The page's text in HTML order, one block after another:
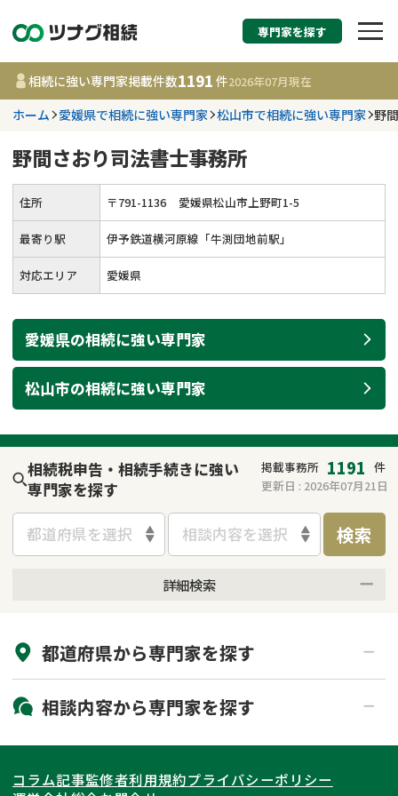
相続税申告・相続手
す
都道府県を選択
事務所 1191
遺言書作成・遺言執行
相続登記
遺留分侵害額請求
贈与税
相続人調査
不動産評価(相続不動
産)
費用相場
コラム
相続手続き
不動産の相続
相続登記
調査・アンケート
専門家を探す
相続に強い専門家掲載件数1191 件2026年07月現在
ホーム 愛媛県で相続に強い専門家 松山市で相続に強い専門家 野
野間さおり司法書士事務所
住所 〒791-1136 愛媛県松山市上野町1-5
最寄り駅 伊予鉄道横河原線「牛渕団地前駅」
対応エリア 愛媛県
愛媛県の相続に強い専門家
松山市の相続に強い専門家
相続税申告・相続手続きに強い
専門家を探す
掲載事務所 1191 件
更新日 : 2026年07月21日
都道府県を選択 相談内容を選択 検索
詳細検索
初回相談無料
土日祝の相談可能
都道府県から専門家を探す
北海道・東北
北海道 青森県
関東
相談内容から専門家を探す
相続登記
遺産分割
コラム記事監修者利用規約プライバシーポリシー